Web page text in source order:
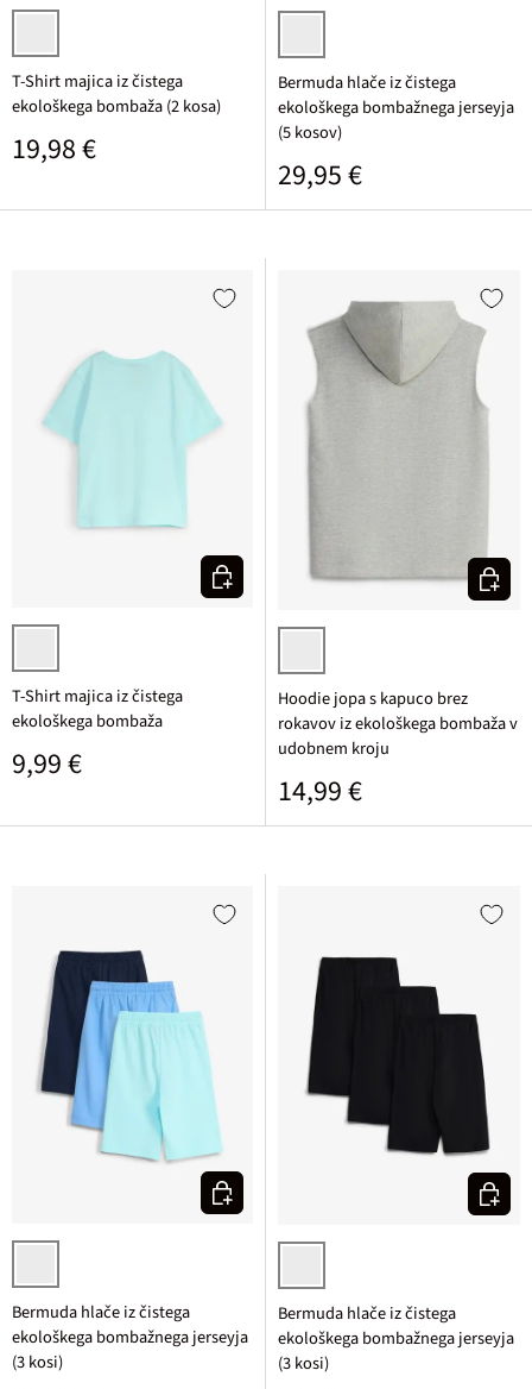
črna + turkizna potiskana
T-Shirt majica iz čistega
ekološkega bombaža (2 kosa)
Običajna cena
19,98 €
temno modra + indigo + srednje
Bermuda hlače iz čistega
ekološkega bombažnega jerseyja
(5 kosov)
Običajna cena
29,95 €
vodno modra potiskana
T-Shirt majica iz čistega
ekološkega bombaža
Običajna cena
9,99 €
Izberi varianto
svetlo siva melirana
Hoodie jopa s kapuco brez
rokavov iz ekološkega bombaža v
udobnem kroju
Običajna cena
14,99 €
Izberi
vodno modra + srednje modra + temno modra
Bermuda hlače iz čistega
ekološkega bombažnega jerseyja
(3 kosi)
Izberi varianto
3x črna
Bermuda hlače iz čistega
ekološkega bombažnega jerseyja
(3 kosi)
Izberi